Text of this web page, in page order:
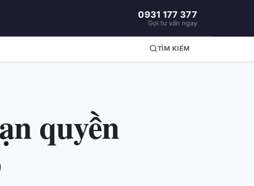
0931 177 377
Gọi tư vấn ngay
TÌM KIẾM
quyền